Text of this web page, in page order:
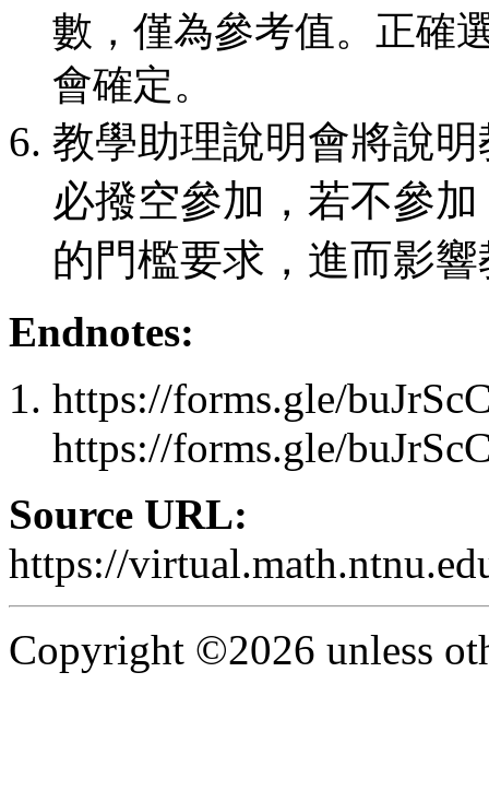
數，僅為參考值。正確
會確定。
教學助理說明會將說
必撥空參加，若不參
的門檻要求，進而影
Endnotes:
https://forms.gle/
https://forms.gle/
Source URL:
https://
Copyright ©2026 unless